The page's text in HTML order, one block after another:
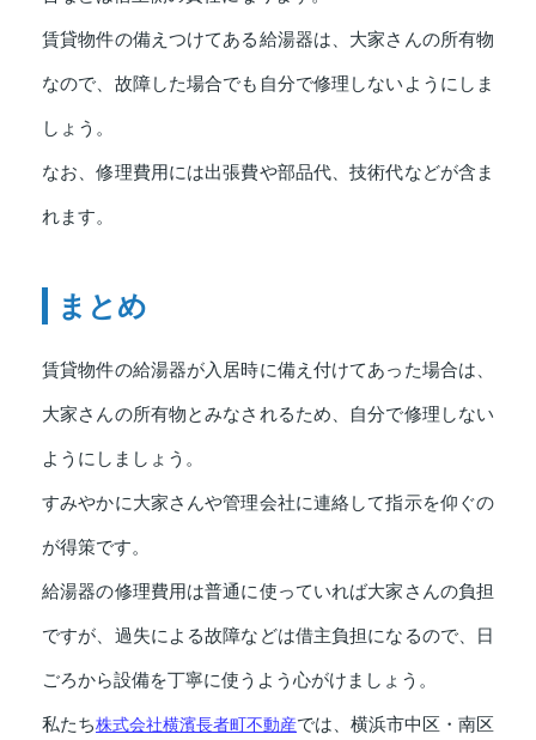
賃貸物件の備えつけてある給湯器は、大家さんの所有物
なので、故障した場合でも自分で修理しないようにしま
しょう。
なお、修理費用には出張費や部品代、技術代などが含ま
れます。
まとめ
賃貸物件の給湯器が入居時に備え付けてあった場合は、
大家さんの所有物とみなされるため、自分で修理しない
ようにしましょう。
すみやかに大家さんや管理会社に連絡して指示を仰ぐの
が得策です。
給湯器の修理費用は普通に使っていれば大家さんの負担
ですが、過失による故障などは借主負担になるので、日
ごろから設備を丁寧に使うよう心がけましょう。
私たち株式会社横濱長者町不動産では、横浜市中区・南区